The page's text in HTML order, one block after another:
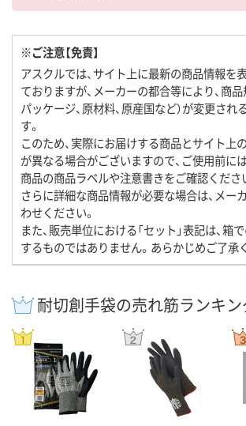
※ご注意【免責】
アスクルでは、サイト上に最新の商品情報を
ておりますが、メーカーの都合等により、商品
パッケージ、原材料、原産国など）が変更され
す。
このため、実際にお届けする商品とサイト上
が異なる場合がございますので、ご使用前に
商品の商品ラベルや注意書きをご確認くださ
さらに詳細な商品情報が必要な場合は、メー
わせください。
また、販売単位における「セット」表記は、箱
するものではありません。あらかじめご了承
耐切創手袋の売れ筋ランキン